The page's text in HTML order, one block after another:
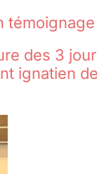
témoignage
des 3
ignatien